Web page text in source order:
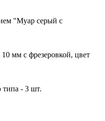
"Муар серый с
мм с фрезеровкой, цвет
- 3 шт.